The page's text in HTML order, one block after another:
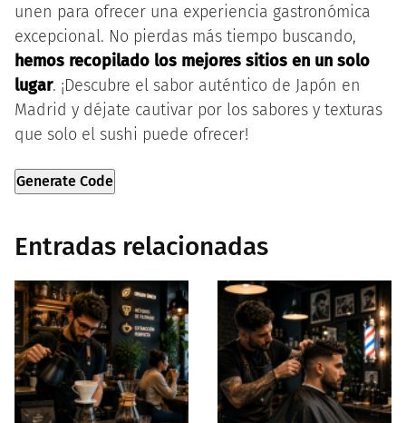
unen para ofrecer una experiencia gastronómica
excepcional. No pierdas más tiempo buscando,
hemos recopilado los mejores sitios en un solo
lugar. ¡Descubre el sabor auténtico de Japón en
Madrid y déjate cautivar por los sabores y texturas
que solo el sushi puede ofrecer!
Generate Code
Entradas relacionadas